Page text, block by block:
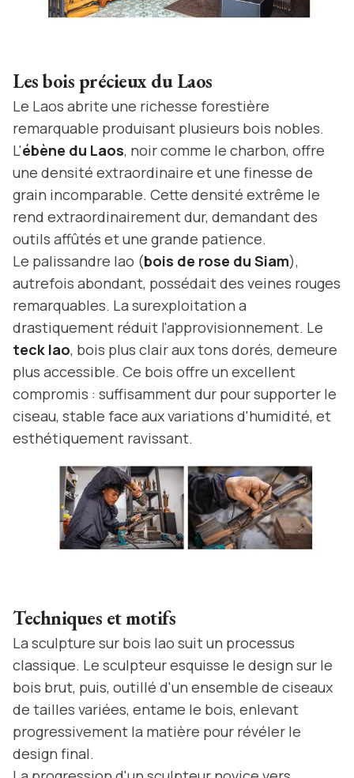
Les bois précieux du Laos
Le Laos abrite une richesse forestière
remarquable produisant plusieurs bois nobles.
L'ébène du Laos, noir comme le charbon, offre
une densité extraordinaire et une finesse de
grain incomparable. Cette densité extrême le
rend extraordinairement dur, demandant des
outils affûtés et une grande patience.
Le palissandre lao (bois de rose du Siam),
autrefois abondant, possédait des veines rouges
remarquables. La surexploitation a
drastiquement réduit l'approvisionnement. Le
teck lao, bois plus clair aux tons dorés, demeure
plus accessible. Ce bois offre un excellent
compromis : suffisamment dur pour supporter le
ciseau, stable face aux variations d'humidité, et
esthétiquement ravissant.
Techniques et motifs
La sculpture sur bois lao suit un processus
classique. Le sculpteur esquisse le design sur le
bois brut, puis, outillé d'un ensemble de ciseaux
de tailles variées, entame le bois, enlevant
progressivement la matière pour révéler le
design final.